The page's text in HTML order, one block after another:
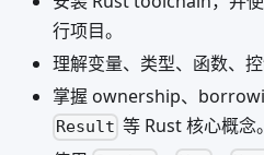
行项目。
理解变量、类型、函数、
掌握 ownership、
Result 等 Rust 核心概念。